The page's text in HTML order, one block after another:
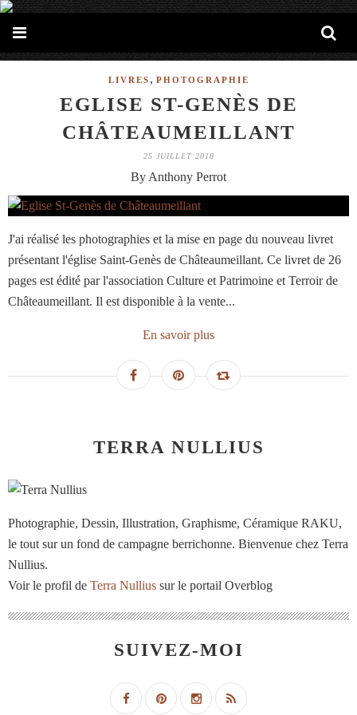
LIVRES , PHOTOGRAPHIE
EGLISE ST-GENÈS DE
CHÂTEAUMEILLANT
25 JUILLET 2018
By Anthony Perrot
J'ai réalisé les photographies et la mise en page du nouveau livret
présentant l'église Saint-Genès de Châteaumeillant. Ce livret de 26
pages est édité par l'association Culture et Patrimoine et Terroir de
Châteaumeillant. Il est disponible à la vente...
En savoir plus
TERRA NULLIUS
Photographie, Dessin, Illustration, Graphisme, Céramique RAKU,
le tout sur un fond de campagne berrichonne. Bienvenue chez Terra
Nullius.
Voir le profil de Terra Nullius sur le portail Overblog
SUIVEZ-MOI